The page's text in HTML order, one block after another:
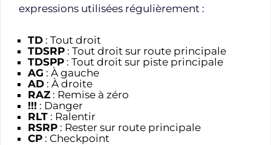
expressions utilisées régulièrement :
TD : Tout droit
TDSRP : Tout droit sur route principale
TDSPP : Tout droit sur piste principale
AG : À gauche
AD : À droite
RAZ : Remise à zéro
!!! : Danger
RLT : Ralentir
RSRP : Rester sur route principale
CP : Checkpoint